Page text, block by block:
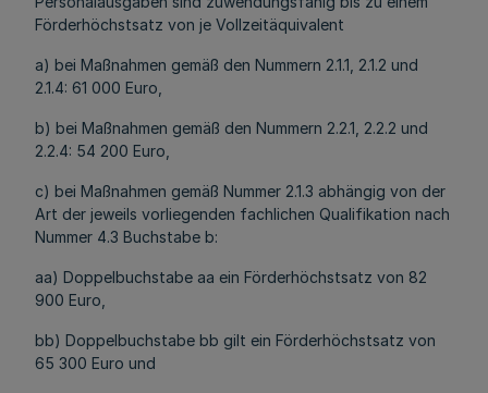
Förderhöchstsatz von je Vollzeitäquivalent
a) bei Maßnahmen gemäß den Nummern 2.1.1, 2.1.2 und
2.1.4: 61 000 Euro,
b) bei Maßnahmen gemäß den Nummern 2.2.1, 2.2.2 und
2.2.4: 54 200 Euro,
c) bei Maßnahmen gemäß Nummer 2.1.3 abhängig von der
Art der jeweils vorliegenden fachlichen Qualifikation nach
Nummer 4.3 Buchstabe b:
aa) Doppelbuchstabe aa ein Förderhöchstsatz von 82
900 Euro,
bb) Doppelbuchstabe bb gilt ein Förderhöchstsatz von
65 300 Euro und